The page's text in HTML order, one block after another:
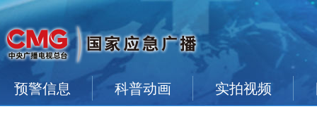
预警信息 科普动画 实拍视频